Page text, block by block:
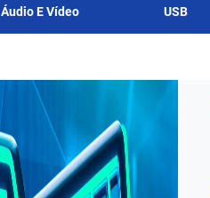
Áudio E Vídeo USB